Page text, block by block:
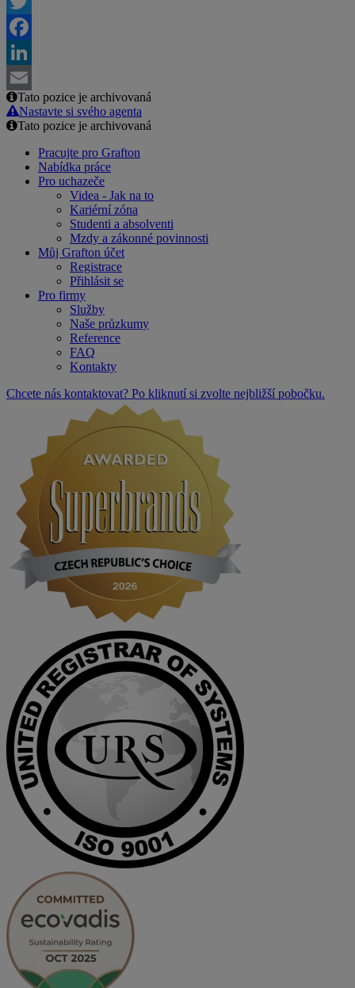
Twitter
Facebook
LinkedIn
Email
Tato pozice je archivovaná
Nastavte si svého agenta
Tato pozice je archivovaná
Pracujte pro Grafton
Nabídka práce
Pro uchazeče
Videa - Jak na to
Kariérní zóna
Studenti a absolventi
Mzdy a zákonné povinnosti
Můj Grafton účet
Registrace
Přihlásit se
Pro firmy
Služby
Naše průzkumy
Reference
FAQ
Kontakty
Chcete nás kontaktovat? Po kliknutí si zvolte nejbližší pobočku.